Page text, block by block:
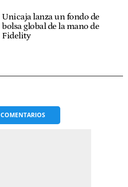
Unicaja lanza un fondo de
bolsa global de la mano de
Fidelity
COMENTARIOS